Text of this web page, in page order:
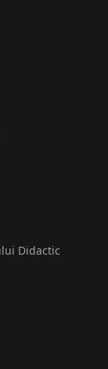
Didactic